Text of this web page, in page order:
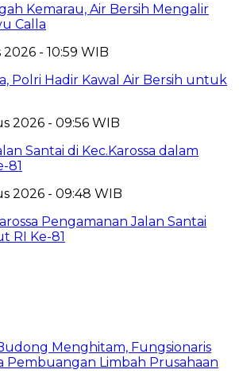
Kemarau, Air Bersih Mengalir
Calla
- 10:59 WIB
Polri Hadir Kawal Air Bersih untuk
2026 - 09:56 WIB
Santai di Kec.Karossa dalam
81
2026 - 09:48 WIB
Pengamanan Jalan Santai
RI Ke-81
Menghitam, Fungsionaris
Pembuangan Limbah Prusahaan